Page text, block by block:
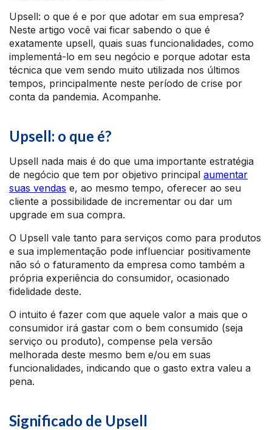
Upsell: o que é e por que adotar em sua empresa?
Neste artigo você vai ficar sabendo o que é
exatamente upsell, quais suas funcionalidades, como
implementá-lo em seu negócio e porque adotar esta
técnica que vem sendo muito utilizada nos últimos
tempos, principalmente neste período de crise por
conta da pandemia. Acompanhe.
Upsell: o que é?
Upsell nada mais é do que uma importante estratégia
de negócio que tem por objetivo principal aumentar
suas vendas e, ao mesmo tempo, oferecer ao seu
cliente a possibilidade de incrementar ou dar um
upgrade em sua compra.
O Upsell vale tanto para serviços como para produtos
e sua implementação pode influenciar positivamente
não só o faturamento da empresa como também a
própria experiência do consumidor, ocasionado
fidelidade deste.
O intuito é fazer com que aquele valor a mais que o
consumidor irá gastar com o bem consumido (seja
serviço ou produto), compense pela versão
melhorada deste mesmo bem e/ou em suas
funcionalidades, indicando que o gasto extra valeu a
pena.
Significado de Upsell